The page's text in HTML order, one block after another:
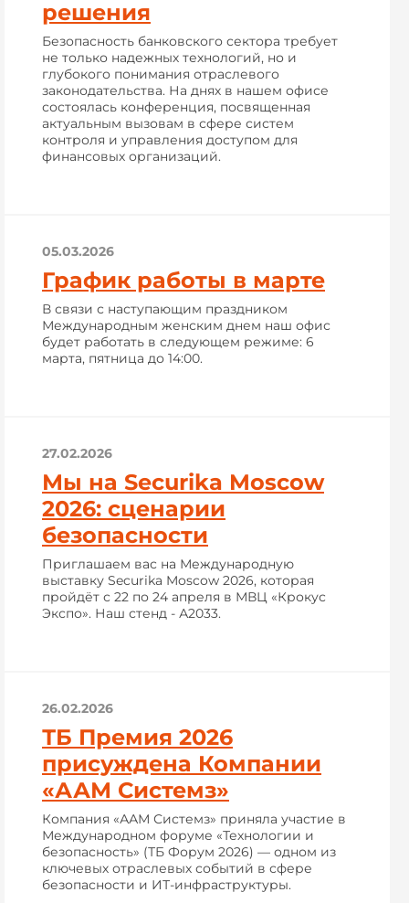
решения
Безопасность банковского сектора требует
не только надежных технологий, но и
глубокого понимания отраслевого
законодательства. На днях в нашем офисе
состоялась конференция, посвященная
актуальным вызовам в сфере систем
контроля и управления доступом для
финансовых организаций.
05.03.2026
График работы в марте
В связи с наступающим праздником
Международным женским днем наш офис
будет работать в следующем режиме: 6
марта, пятница до 14:00.
27.02.2026
Мы на Securika Moscow
2026: сценарии
безопасности
Приглашаем вас на Международную
выставку Securika Moscow 2026, которая
пройдёт с 22 по 24 апреля в МВЦ «Крокус
Экспо». Наш стенд - А2033.
26.02.2026
ТБ Премия 2026
присуждена Компании
«ААМ Системз»
Компания «ААМ Системз» приняла участие в
Международном форуме «Технологии и
безопасность» (ТБ Форум 2026) — одном из
ключевых отраслевых событий в сфере
безопасности и ИТ-инфраструктуры.